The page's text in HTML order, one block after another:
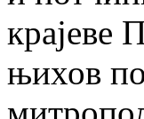
крајеве
њихов